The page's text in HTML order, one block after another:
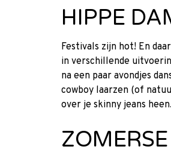
HIPPE
Festivals zijn hot! En
in verschillende
na een paar avondjes
cowboy laarzen (of
over je skinny jeans